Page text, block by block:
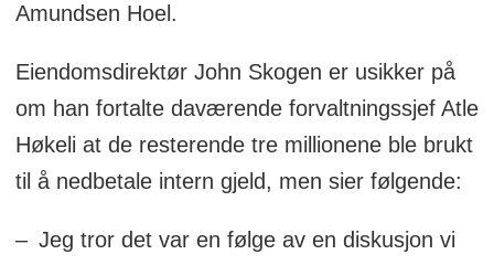
Amundsen Hoel.
Eiendomsdirektør John Skogen er usikker på
om han fortalte daværende forvaltningssjef Atle
Høkeli at de resterende tre millionene ble brukt
til å nedbetale intern gjeld, men sier følgende:
– Jeg tror det var en følge av en diskusjon vi